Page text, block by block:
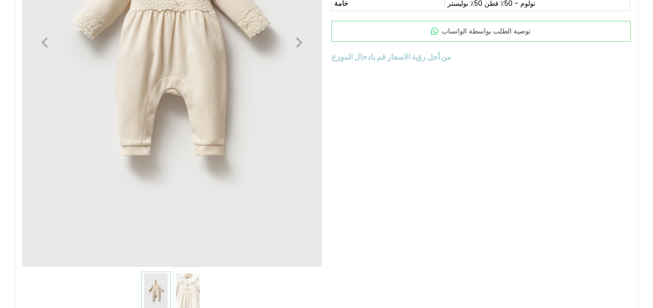
خامة
تولوم - 50٪ قطن 50٪ بوليستر
توصية الطلب بواسطة الواتساب
من أجل رؤية الاسعار قم بادخال الموزع